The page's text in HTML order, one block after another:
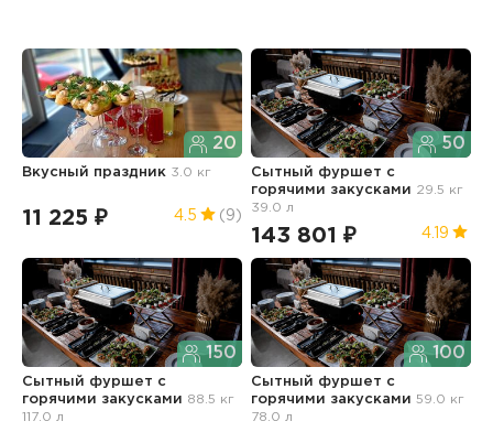
20
Вкусный праздник 3.0 кг
11 225 ₽ 4.5 (9)
50
Сытный фуршет с
горячими закусками 29.5 кг
39.0 л
143 801 ₽ 4.19
150
Сытный фуршет с
горячими закусками 88.5 кг
117.0 л
100
Сытный фуршет с
горячими закусками59.0 кг
78.0 л